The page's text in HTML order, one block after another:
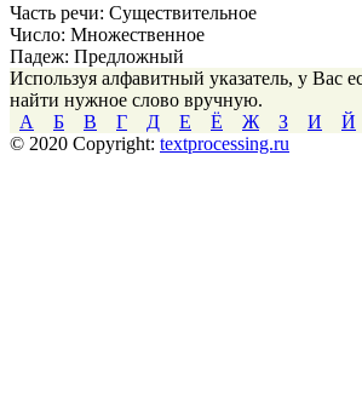
Часть речи: Существительное
Число: Множественное
Падеж: Предложный
Используя алфавитный указатель, у Вас
найти нужное слово вручную.
А
Б В Г Д Е Ё Ж З И Й
© 2020 Copyright: textprocessing.ru